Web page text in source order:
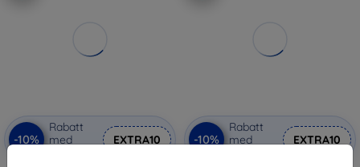
-10%
Rabatt
med
EXTRA10 -10%
Rabatt
med
EXTRA10